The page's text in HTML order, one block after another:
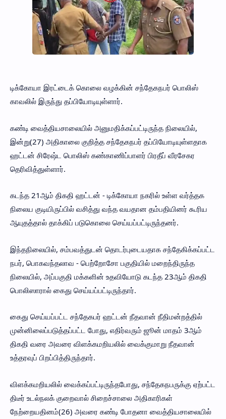
டிக்கோயா இரட்டைக் கொலை வழக்கின் சந்தேகநபர் பொலிஸ்
காவலில் இருந்து தப்பியோடியுள்ளார்.
கண்டி வைத்தியசாலையில் அனுமதிக்கப்பட்டிருந்த நிலையில்,
இன்று(27) அதிகாலை குறித்த சந்தேகநபர் தப்பியோடியுள்ளதாக
ஹட்டன் சிரேஷ்ட பொலிஸ் கண்காணிப்பாளர் பிரதீப் வீரசேகர
தெரிவித்துள்ளார்.
கடந்த 21ஆம் திகதி ஹட்டன் - டிக்கோயா நகரில் உள்ள வர்த்தக
நிலைய குடியிருப்பில் வசித்து வந்த வயதான தம்பதியினர் கூரிய
ஆயுதத்தால் தாக்கிப் படுகொலை செய்யப்பட்டிருந்தனர்.
இந்தநிலையில், சம்பவத்துடன் தொடர்புடையதாக சந்தேகிக்கப்பட்ட
நபர், பொகவந்தலாவ - பெற்றோசோ பகுதியில் மறைந்திருந்த
நிலையில், அப்பகுதி மக்களின் உதவியோடு கடந்த 23ஆம் திகதி
பொலிஸாரால் கைது செய்யப்பட்டிருந்தார்.
கைது செய்யப்பட்ட சந்தேகபர் ஹட்டன் நீதவான் நீதிமன்றத்தில்
முன்னிலைப்படுத்தப்பட்ட போது, எதிர்வரும் ஜூன் மாதம் 3ஆம்
திகதி வரை அவரை விளக்கமறியலில் வைக்குமாறு நீதவான்
உத்தரவுப் பிறப்பித்திருந்தார்.
விளக்கமறியலில் வைக்கப்பட்டிருந்தபோது, சந்தேகநபருக்கு ஏற்பட்ட
திடீர் உடல்நலக் குறைவால் சிறைச்சாலை அதிகாரிகள்
நேற்றையதினம்(26) அவரை கண்டி போதனா வைத்தியசாலையில்